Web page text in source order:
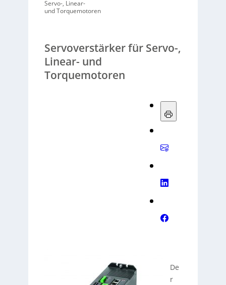
Servo-, Linear-
und Torquemotoren
Servoverstärker für Servo-,
Linear- und
Torquemotoren
De
r